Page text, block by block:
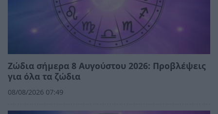
Ζώδια σήμερα 8 Αυγούστου 2026: Προβλέψεις
για όλα τα ζώδια
08/08/2026 07:49